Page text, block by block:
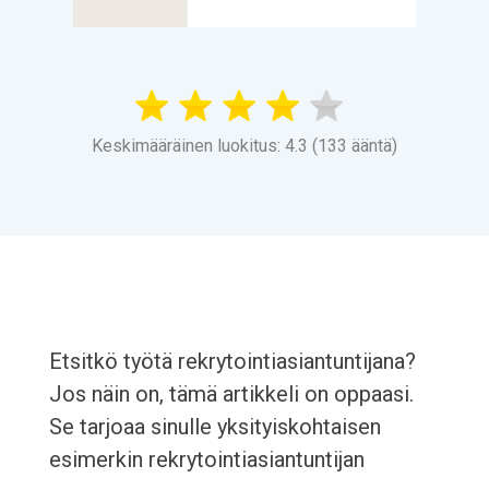
Keskimääräinen luokitus: 4.3 (133 ääntä)
Etsitkö työtä rekrytointiasiantuntijana?
Jos näin on, tämä artikkeli on oppaasi.
Se tarjoaa sinulle yksityiskohtaisen
esimerkin rekrytointiasiantuntijan